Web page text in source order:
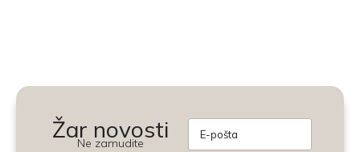
Žar novosti
Ne zamudite